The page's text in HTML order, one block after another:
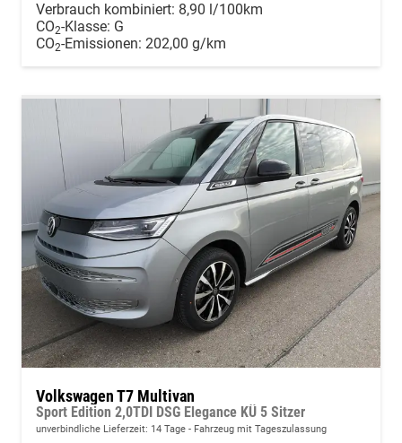
Verbrauch kombiniert: 8,90 l/100km
CO2-Klasse: G
CO2-Emissionen: 202,00 g/km
Volkswagen T7 Multivan
Sport Edition 2,0TDI DSG Elegance KÜ 5 Sitzer
unverbindliche Lieferzeit: 14 Tage Fahrzeug mit Tageszulassung